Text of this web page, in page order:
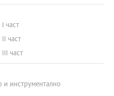
част
част
част
и инструментално